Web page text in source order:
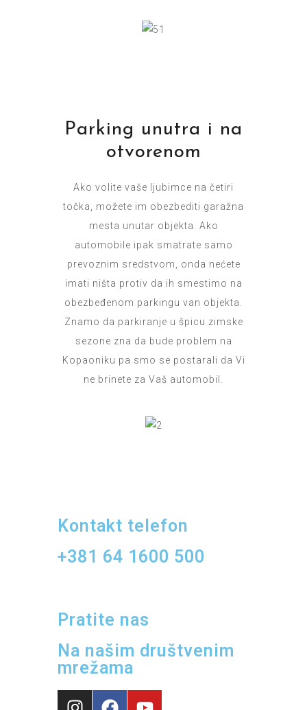
Parking unutra i na
otvorenom
Ako volite vaše ljubimce na četiri
točka, možete im obezbediti garažna
mesta unutar objekta. Ako
automobile ipak smatrate samo
prevoznim sredstvom, onda nećete
imati ništa protiv da ih smestimo na
obezbeđenom parkingu van objekta.
Znamo da parkiranje u špicu zimske
sezone zna da bude problem na
Kopaoniku pa smo se postarali da Vi
ne brinete za Vaš automobil.
Kontakt telefon
+381 64 1600 500
Pratite nas
Na našim društvenim
mrežama